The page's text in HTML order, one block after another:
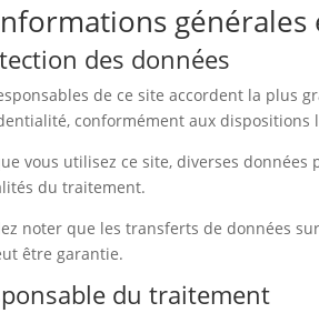
des données
de ce site accordent la plus
conformément aux
vous utilisez ce site, diverses
du traitement.
noter que les transferts de données
être garantie.
du traitement